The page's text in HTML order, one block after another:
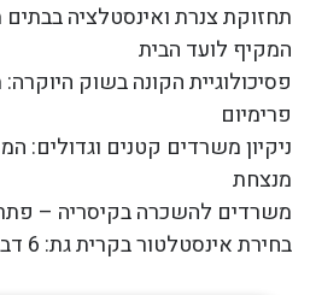
תחזוקת צנרת ואינסטלציה
המקיף לועד הבית
פסיכולוגיית הקונה בשוק
פרימיום
ניקיון משרדים קטנים וגדולים:
מנצחת
משרדים להשכרה בקיסריה –
בחירת אינסטלטור בקרית גת: 6 דברים שלא כדאי לפספס